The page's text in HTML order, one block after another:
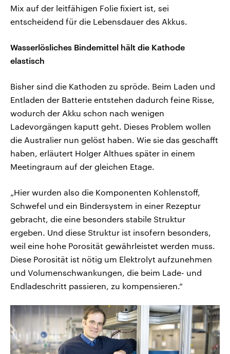
Mix auf der leitfähigen Folie fixiert ist, sei
entscheidend für die Lebensdauer des Akkus.
Wasserlösliches Bindemittel hält die Kathode
elastisch
Bisher sind die Kathoden zu spröde. Beim Laden und
Entladen der Batterie entstehen dadurch feine Risse,
wodurch der Akku schon nach wenigen
Ladevorgängen kaputt geht. Dieses Problem wollen
die Australier nun gelöst haben. Wie sie das geschafft
haben, erläutert Holger Althues später in einem
Meetingraum auf der gleichen Etage.
„Hier wurden also die Komponenten Kohlenstoff,
Schwefel und ein Bindersystem in einer Rezeptur
gebracht, die eine besonders stabile Struktur
ergeben. Und diese Struktur ist insofern besonders,
weil eine hohe Porosität gewährleistet werden muss.
Diese Porosität ist nötig um Elektrolyt aufzunehmen
und Volumenschwankungen, die beim Lade- und
Endladeschritt passieren, zu kompensieren.“